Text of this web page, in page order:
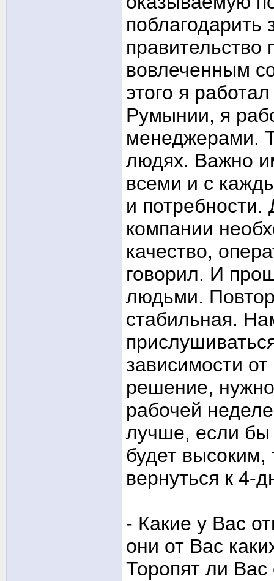
поблагодарить
правительство
вовлеченным
этого я
Румынии, я
менеджерами.
людях. Важно
всеми и с
и
компании
качество,
говорил. И
людьми.
стабильная.
зависимости
решение,
рабочей
лучше, если бы
будет
вернуться к 4-
- Какие у Вас
они от Вас
Торопят ли Вас